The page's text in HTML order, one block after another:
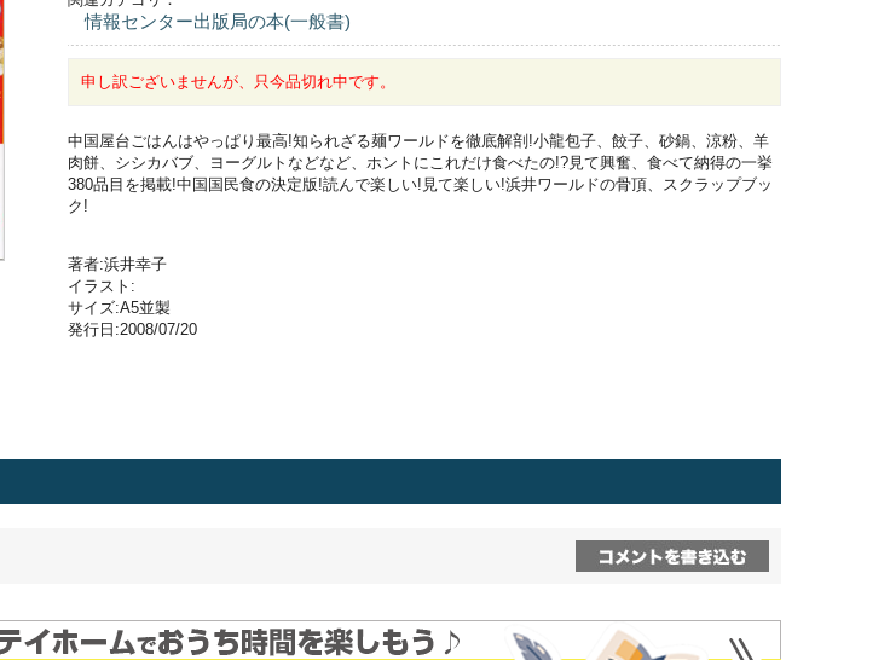
情報センター出版局の本(一般書)
申し訳ございませんが、只今品切れ中です。
中国屋台ごはんはやっぱり最高!知られざる麺ワールドを徹底解剖!小龍包子、餃子、砂鍋、涼粉、羊
肉餅、シシカバブ、ヨーグルトなどなど、ホントにこれだけ食べたの!?見て興奮、食べて納得の一挙
380品目を掲載!中国国民食の決定版!読んで楽しい!見て楽しい!浜井ワールドの骨頂、スクラップブッ
ク!
著者:浜井幸子
イラスト:
サイズ:A5並製
発行日:2008/07/20